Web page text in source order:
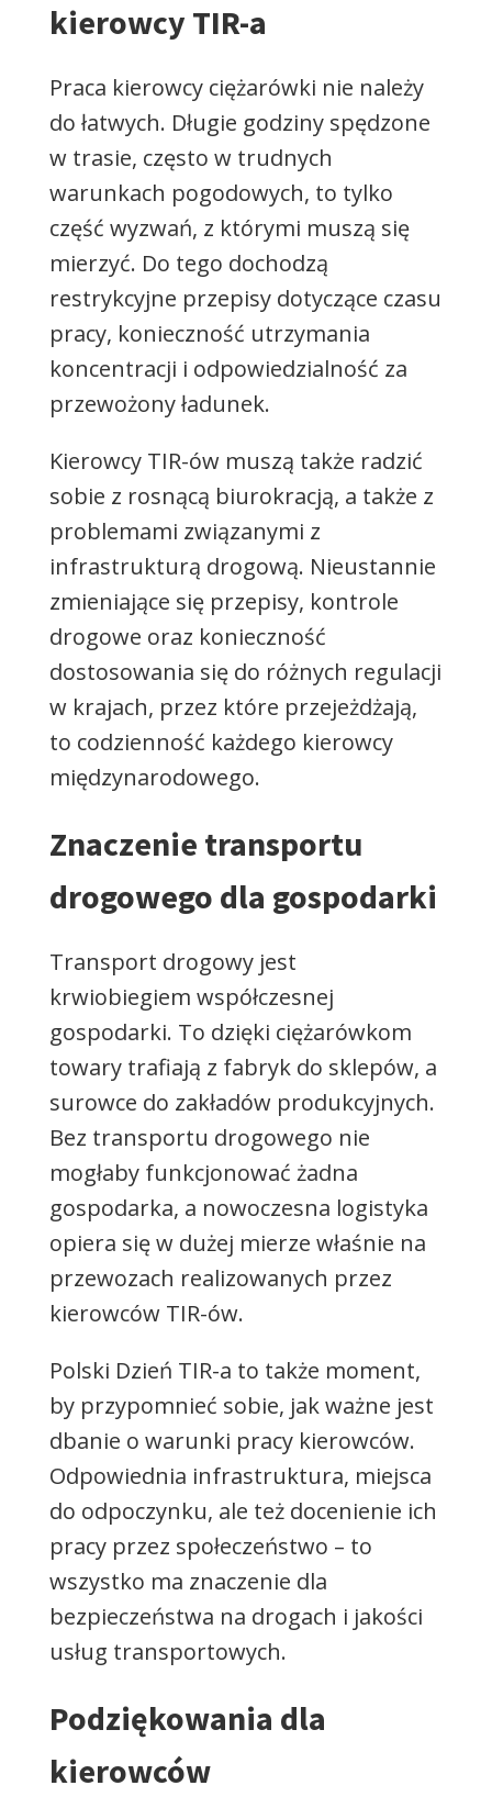
kierowcy TIR-a
Praca kierowcy ciężarówki nie należy
do łatwych. Długie godziny spędzone
w trasie, często w trudnych
warunkach pogodowych, to tylko
część wyzwań, z którymi muszą się
mierzyć. Do tego dochodzą
restrykcyjne przepisy dotyczące czasu
pracy, konieczność utrzymania
koncentracji i odpowiedzialność za
przewożony ładunek.
Kierowcy TIR-ów muszą także radzić
sobie z rosnącą biurokracją, a także z
problemami związanymi z
infrastrukturą drogową. Nieustannie
zmieniające się przepisy, kontrole
drogowe oraz konieczność
dostosowania się do różnych regulacji
w krajach, przez które przejeżdżają,
to codzienność każdego kierowcy
międzynarodowego.
Znaczenie transportu
drogowego dla gospodarki
Transport drogowy jest
krwiobiegiem współczesnej
gospodarki. To dzięki ciężarówkom
towary trafiają z fabryk do sklepów, a
surowce do zakładów produkcyjnych.
Bez transportu drogowego nie
mogłaby funkcjonować żadna
gospodarka, a nowoczesna logistyka
opiera się w dużej mierze właśnie na
przewozach realizowanych przez
kierowców TIR-ów.
Polski Dzień TIR-a to także moment,
by przypomnieć sobie, jak ważne jest
dbanie o warunki pracy kierowców.
Odpowiednia infrastruktura, miejsca
do odpoczynku, ale też docenienie ich
pracy przez społeczeństwo – to
wszystko ma znaczenie dla
bezpieczeństwa na drogach i jakości
usług transportowych.
Podziękowania dla
kierowców